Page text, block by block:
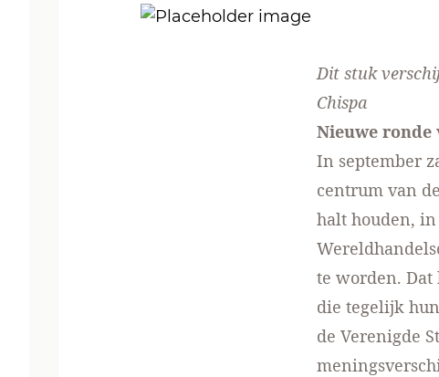
Dit stuk
Chispa
Nieuwe ronde
In september
centrum van
halt houden,
te worden. Dat
die tegelijk
de Verenigde